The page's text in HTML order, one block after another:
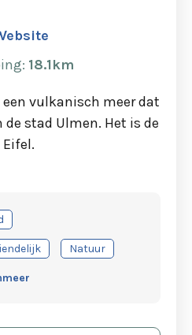
: 18.1km
vulkanisch meer dat
stad Ulmen. Het is de
Natuur